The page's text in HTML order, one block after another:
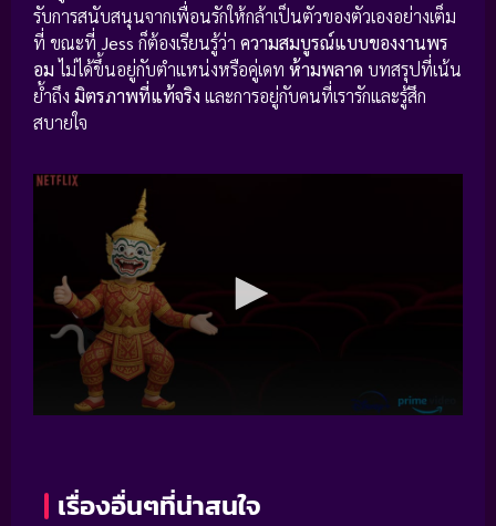
รับการสนับสนุนจากเพื่อนรักให้กล้าเป็นตัวของตัวเองอย่างเต็ม
ที่ ขณะที่ Jess ก็ต้องเรียนรู้ว่า ความสมบูรณ์แบบของงานพร
อมไม่ได้ขึ้นอยู่กับตำแหน่งหรือคู่เดท ห้ามพลาด บทสรุปที่เน้น
ย้ำถึง มิตรภาพที่แท้จริง และการอยู่กับคนที่เรารักและรู้สึก
สบายใจ
เรื่องอื่นๆที่น่าสนใจ